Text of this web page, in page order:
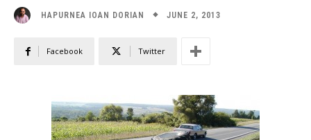
HAPURNEA IOAN DORIAN JUNE 2, 2013
Facebook Twitter